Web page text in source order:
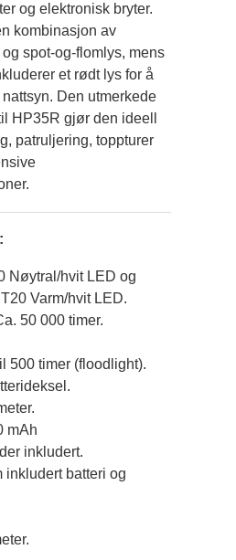
og elektronisk bryter.
kombinasjon av
spot-og-flomlys, mens
et rødt lys for å
Den utmerkede
HP35R gjør den ideell
patruljering, toppturer
Nøytral/hvit LED og
Varm/hvit LED.
50 000 timer.
500 timer (floodlight).
mAh
inkludert.
inkludert batteri og